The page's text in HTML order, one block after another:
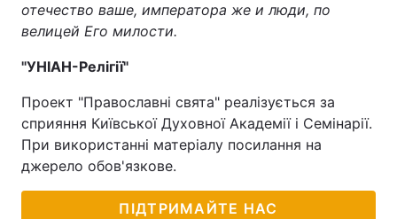
отечество ваше, императора же и люди, по
велицей Его милости.
"УНІАН-Релігії"
Проект "Православні свята" реалізується за
сприяння Київської Духовної Академії і Семінарії.
При використанні матеріалу посилання на
джерело обов'язкове.
ПІДТРИМАЙТЕ НАС